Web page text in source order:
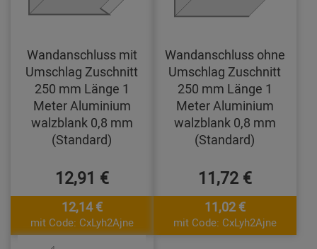
Wandanschluss mit
Umschlag Zuschnitt
250 mm Länge 1
Meter Aluminium
walzblank 0,8 mm
(Standard)
12,91 €
12,14 €
mit Code: CxLyh2Ajne
Wandanschluss ohne
Umschlag Zuschnitt
250 mm Länge 1
Meter Aluminium
walzblank 0,8 mm
(Standard)
11,72 €
11,02 €
mit Code: CxLyh2Ajne